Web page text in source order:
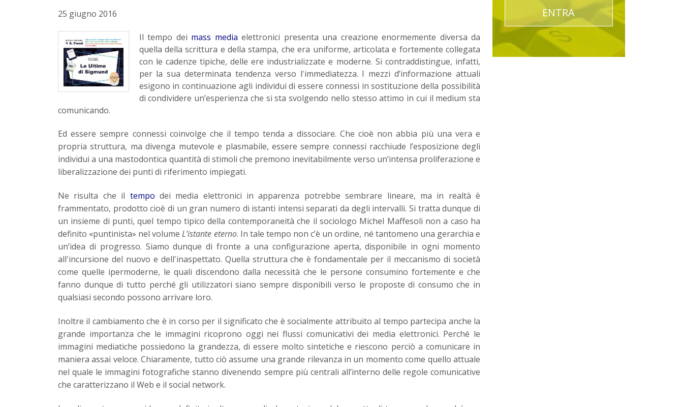
25 giugno 2016
Il tempo dei mass media elettronici presenta una creazione enormemente diversa da
quella della scrittura e della stampa, che era uniforme, articolata e fortemente collegata
con le cadenze tipiche, delle ere industrializzate e moderne. Si contraddistingue, infatti,
per la sua determinata tendenza verso l'immediatezza. I mezzi d’informazione attuali
esigono in continuazione agli individui di essere connessi in sostituzione della possibilità
di condividere un’esperienza che si sta svolgendo nello stesso attimo in cui il medium sta
comunicando.
Ed essere sempre connessi coinvolge che il tempo tenda a dissociare. Che cioè non abbia più una vera e
propria struttura, ma divenga mutevole e plasmabile, essere sempre connessi racchiude l’esposizione degli
individui a una mastodontica quantità di stimoli che premono inevitabilmente verso un’intensa proliferazione e
liberalizzazione dei punti di riferimento impiegati.
Ne risulta che il tempo dei media elettronici in apparenza potrebbe sembrare lineare, ma in realtà è
frammentato, prodotto cioè di un gran numero di istanti intensi separati da degli intervalli. Si tratta dunque di
un insieme di punti, quel tempo tipico della contemporaneità che il sociologo Michel Maffesoli non a caso ha
definito «puntinista» nel volumeL’istante eterno. In tale tempo non c’è un ordine, né tantomeno una gerarchia e
un’idea di progresso. Siamo dunque di fronte a una configurazione aperta, disponibile in ogni momento
all'incursione del nuovo e dell'inaspettato. Quella struttura che è fondamentale per il meccanismo di società
come quelle ipermoderne, le quali discendono dalla necessità che le persone consumino fortemente e che
fanno dunque di tutto perché gli utilizzatori siano sempre disponibili verso le proposte di consumo che in
qualsiasi secondo possono arrivare loro.
Inoltre il cambiamento che è in corso per il significato che è socialmente attribuito al tempo partecipa anche la
grande importanza che le immagini ricoprono oggi nei flussi comunicativi dei media elettronici. Perché le
immagini mediatiche possiedono la grandezza, di essere molto sintetiche e riescono perciò a comunicare in
maniera assai veloce. Chiaramente, tutto ciò assume una grande rilevanza in un momento come quello attuale
nel quale le immagini fotografiche stanno divenendo sempre più centrali all’interno delle regole comunicative
che caratterizzano il Web e il social network.
ENTRA